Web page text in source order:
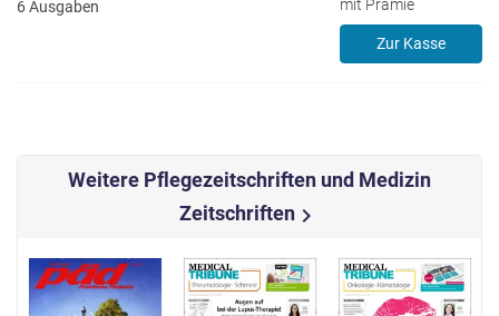
6 Ausgaben mit Prämie
Zur Kasse
Weitere Pflegezeitschriften und Medizin
Zeitschriftenchevron_right